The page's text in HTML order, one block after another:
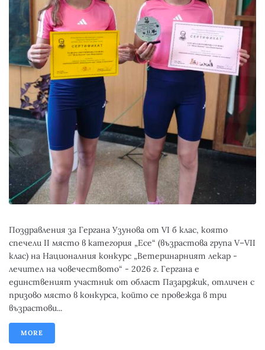
Поздравления за Гергана Узунова от VI б клас, която
спечели II място в категория „Есе“ (възрастова група V–VII
клас) на Националния конкурс „Ветеринарният лекар -
лечител на човечеството“ - 2026 г. Гергана е
единственият участник от област Пазарджик, отличен с
призово място в конкурса, който се провежда в три
възрастови...
MORE